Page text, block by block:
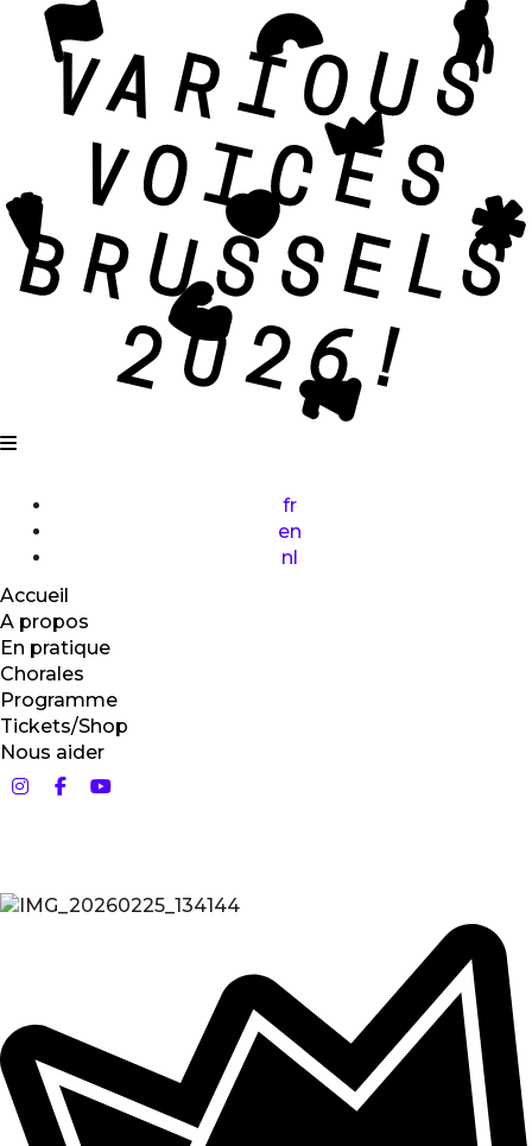
fr
en
nl
Accueil
A propos
En pratique
Chorales
Programme
Tickets/Shop
Nous aider